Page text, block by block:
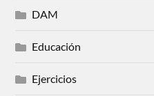
DAM
Educación
Ejercicios